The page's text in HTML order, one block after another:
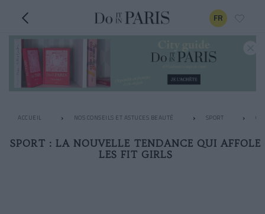
FR
ACCUEIL NOS CONSEILS ET ASTUCES BEAUTÉ SPORT
SPORT : LA NOUVELLE TENDANCE QUI AFFOLE
LES FIT GIRLS